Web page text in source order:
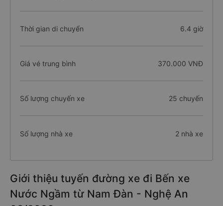
Thời gian di chuyển 6.4 giờ
Giá vé trung bình 370.000 VNĐ
Số lượng chuyến xe 25 chuyến
Số lượng nhà xe 2 nhà xe
Giới thiệu tuyến đường xe đi Bến xe
Nước Ngầm từ Nam Đàn - Nghệ An